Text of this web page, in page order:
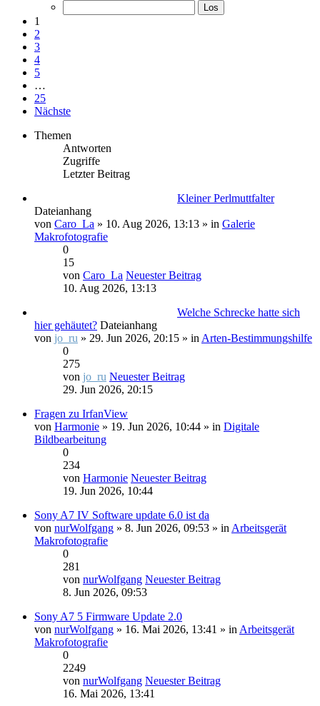
1
2
3
4
5
…
25
Nächste
Themen
Antworten
Zugriffe
Letzter Beitrag
Kleiner Perlmuttfalter
Dateianhang
von Caro_La » 10. Aug 2026, 13:13 » in Galerie
Makrofotografie
0
15
von Caro_La Neuester Beitrag
10. Aug 2026, 13:13
Welche Schrecke hatte sich
hier gehäutet? Dateianhang
von jo_ru » 29. Jun 2026, 20:15 » in Arten-Bestimmungshilfe
0
275
von jo_ru Neuester Beitrag
29. Jun 2026, 20:15
Fragen zu IrfanView
von Harmonie » 19. Jun 2026, 10:44 » in Digitale
Bildbearbeitung
0
234
von Harmonie Neuester Beitrag
19. Jun 2026, 10:44
Sony A7 IV Software update 6.0 ist da
von nurWolfgang » 8. Jun 2026, 09:53 » in Arbeitsgerät
Makrofotografie
0
281
von nurWolfgang Neuester Beitrag
8. Jun 2026, 09:53
Sony A7 5 Firmware Update 2.0
von nurWolfgang » 16. Mai 2026, 13:41 » in Arbeitsgerät
Makrofotografie
0
2249
von nurWolfgang Neuester Beitrag
16. Mai 2026, 13:41